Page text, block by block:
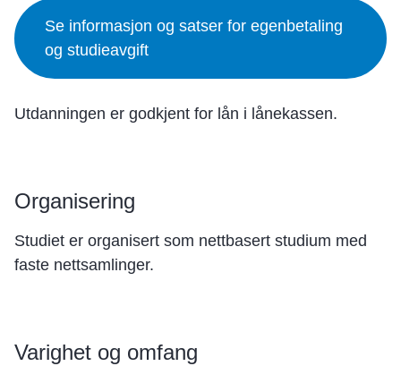
Se informasjon og satser for egenbetaling
og studieavgift
Utdanningen er godkjent for lån i lånekassen.
Organisering
Studiet er organisert som nettbasert studium med
faste nettsamlinger.
Varighet og omfang